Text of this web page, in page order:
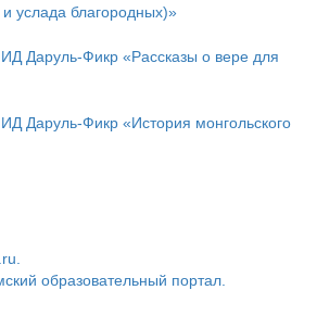
услада благородных)»
ИД Даруль-Фикр «Рассказы о вере для
Даруль-Фикр «История монгольского
образовательный портал.